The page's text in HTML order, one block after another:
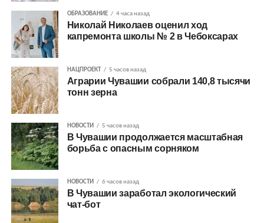
ОБРАЗОВАНИЕ 4 часа назад
Николай Николаев оценил ход
капремонта школы № 2 в Чебоксарах
НАЦПРОЕКТ 5 часов назад
Аграрии Чувашии собрали 140,8 тысячи
тонн зерна
НОВОСТИ 5 часов назад
В Чувашии продолжается масштабная
борьба с опасным сорняком
НОВОСТИ 6 часов назад
В Чувашии заработал экологический
чат-бот